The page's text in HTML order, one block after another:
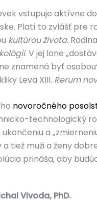
vstupuje aktívne
Platí to zvlášť pre
kultúrou života.
. V jej lone
znamená byť
Leva XIII. Rerum
novoročného
technologický
a
a tiež muži a ženy
prináša, aby
Vivoda, PhD.